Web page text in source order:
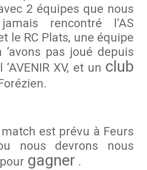
2 équipes que nous
rencontré l’AS
le RC Plats, une équipe
pas joué depuis
XV, et un club
est prévu à Feurs
nous devrons nous
pour gagner .